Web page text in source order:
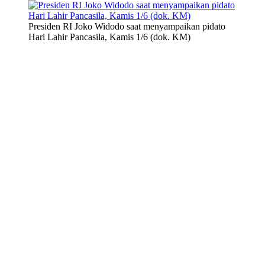
Presiden RI Joko Widodo saat menyampaikan pidato
Hari Lahir Pancasila, Kamis 1/6 (dok. KM)